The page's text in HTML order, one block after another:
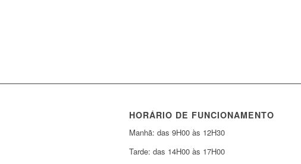
HORÁRIO DE FUNCIONAMENTO
Manhã: das 9H00 às 12H30
Tarde: das 14H00 às 17H00